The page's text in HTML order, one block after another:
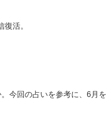
活。
今回の占いを参考に、6月を